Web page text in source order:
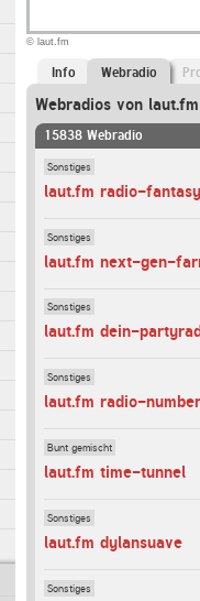
© laut.fm
Info Webradio
Webradios von laut.fm
15838 Webradio
Sonstiges
laut.fm radio-
Sonstiges
laut.fm next-gen-
Sonstiges
laut.fm dein-
Sonstiges
laut.fm radio-
Bunt gemischt
laut.fm time-tunnel
Sonstiges
laut.fm dylansuave
Sonstiges